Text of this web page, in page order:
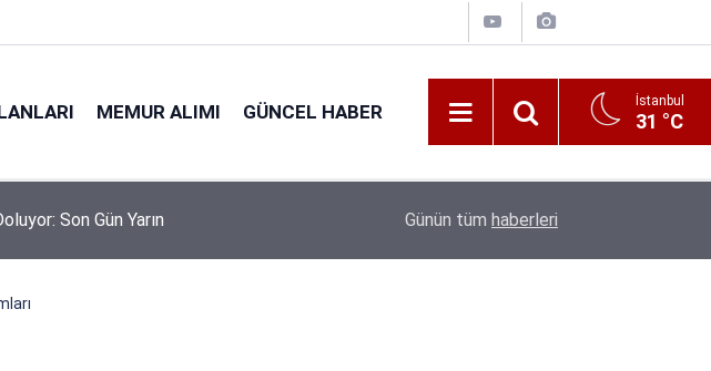
MEMUR ALIMI GÜNCEL HABER İstanbul
31 °C
Son Gün Yarın Kıyı Emniyeti Genel Müdürlüğü 26 İşçi Alımı
Günün tüm haberleri